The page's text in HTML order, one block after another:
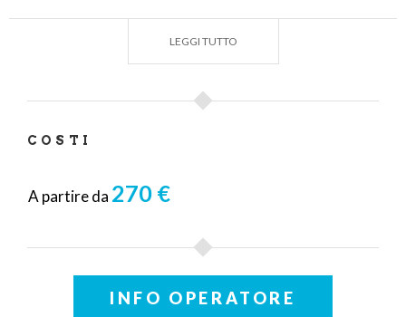
del tempietto neoclassico e della torretta gotica.
La visita è condotta da guide turistiche abilitate
LEGGI TUTTO
COSTI
A partire da 270 €
INFO OPERATORE